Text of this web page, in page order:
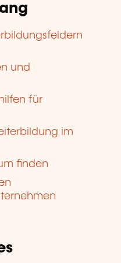
und
für
im
finden